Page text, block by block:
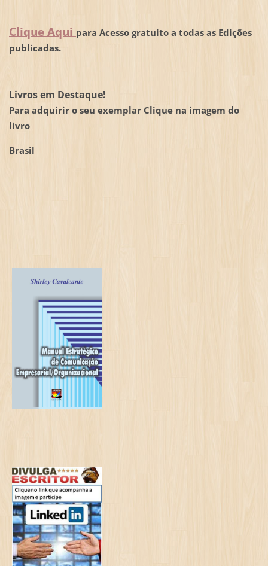
Clique Aqui para Acesso gratuito a todas as Edições
publicadas.
Livros em Destaque!
Para adquirir o seu exemplar Clique na imagem do
livro
Brasil